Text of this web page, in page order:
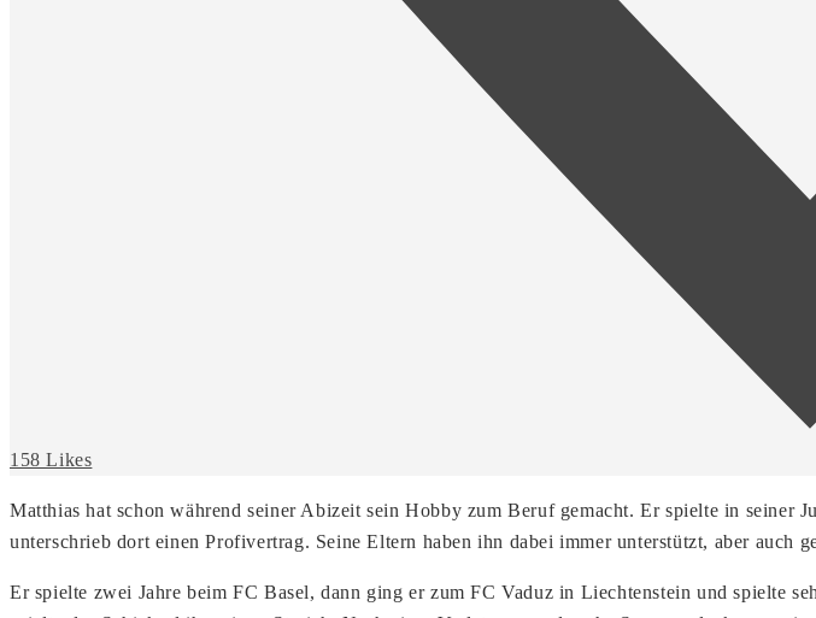
158 Likes
Matthias hat schon während seiner Abizeit sein Hobby zum Beruf gemacht. Er spielte in seiner
unterschrieb dort einen Profivertrag. Seine Eltern haben ihn dabei immer unterstützt, aber auch
Er spielte zwei Jahre beim FC Basel, dann ging er zum FC Vaduz in Liechtenstein und spielte